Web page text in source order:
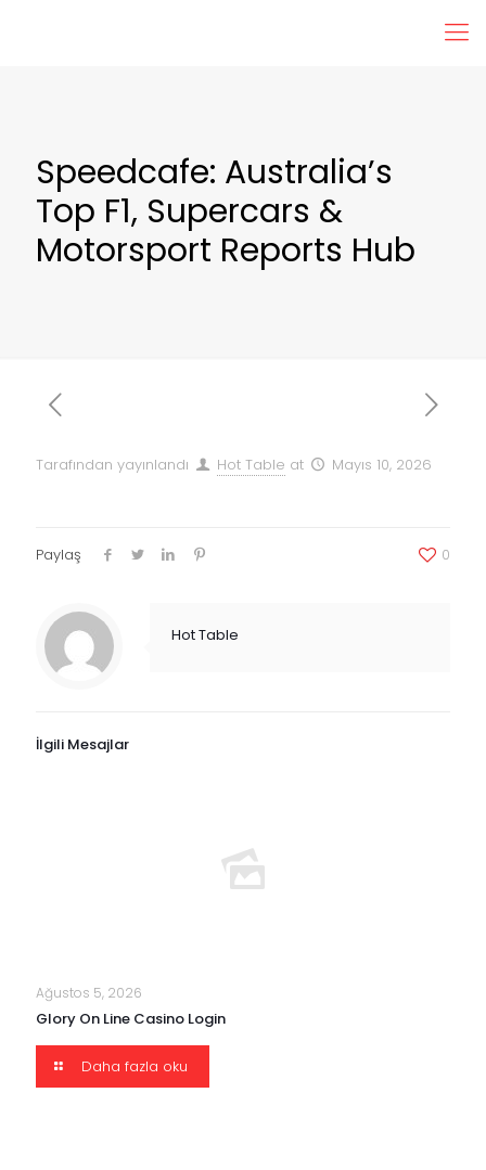
Speedcafe: Australia’s
Top F1, Supercars &
Motorsport Reports Hub
Tarafından yayınlandı Hot Table at Mayıs 10, 2026
Paylaş 0
Hot Table
İlgili Mesajlar
Ağustos 5, 2026
Glory On Line Casino Login
Daha fazla oku